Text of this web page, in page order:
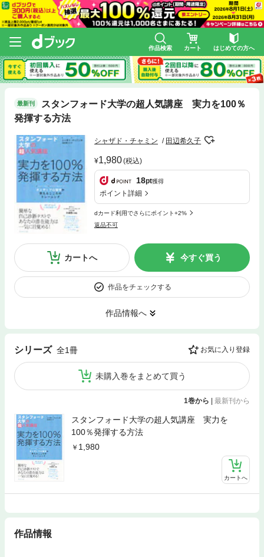
作品検索 カート はじめての方へ
最新刊
スタンフォード大学の超人気講座 実力を100％
発揮する方法
シャザド・チャミン 田辺希久子
1,980(税込)
18pt獲得
ポイント詳細
dカード利用でさらにポイント+2%
返品不可
カートへ 今すぐ買う
作品をチェックする
作品情報へ
シリーズ 全1冊 お気に入り登録
未購入巻をまとめて買う
1巻から 最新刊から
スタンフォード大学の超人気講座 実力を
100％発揮する方法
1,980
カートへ
作品情報